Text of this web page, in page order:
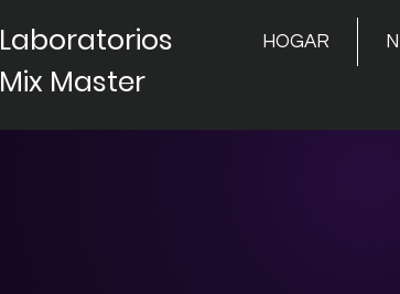
Laboratorios
Mix Master
HOGAR